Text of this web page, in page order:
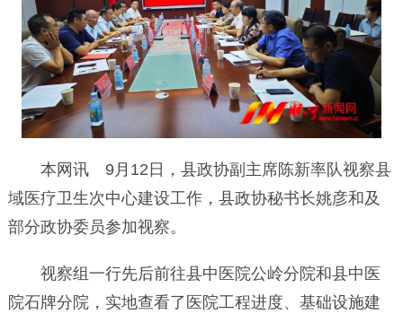
本网讯 9月12日，县政协副主席陈新率队视察县
域医疗卫生次中心建设工作，县政协秘书长姚彦和及
部分政协委员参加视察。
视察组一行先后前往县中医院公岭分院和县中医
院石牌分院，实地查看了医院工程进度、基础设施建